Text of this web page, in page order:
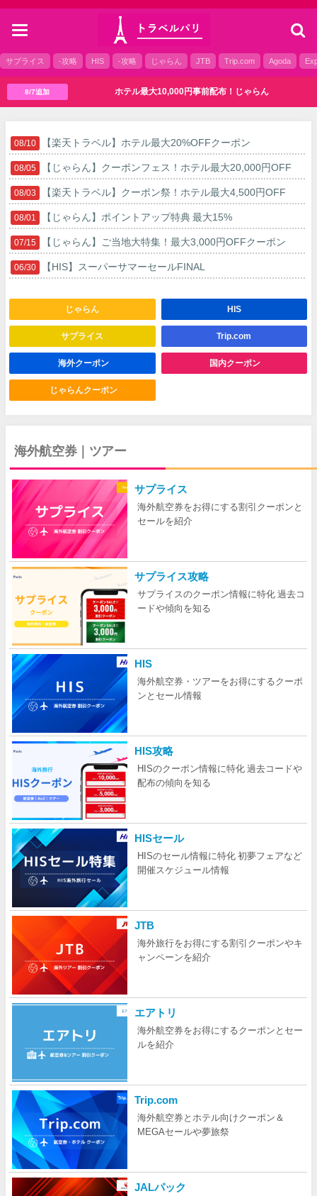
toggle
サプライス -攻略 HIS -攻略 じゃらん JTB Trip.com Agoda
8/7追加 ホテル最大10,000円事前配布！じゃらん
08/10 【楽天トラベル】ホテル最大20%OFFクーポン
08/05 【じゃらん】クーポンフェス！ホテル最大20,000円OFF
08/03 【楽天トラベル】クーポン祭！ホテル最大4,500円OFF
08/01 【じゃらん】ポイントアップ特典 最大15%
07/15 【じゃらん】ご当地大特集！最大3,000円OFFクーポン
06/30 【HIS】スーパーサマーセールFINAL
【じゃらん】ポイントアップ特典 最大15%
【Trip.com】ホテル2%＆航空券1%OFFクーポン
じゃらん HIS
サプライス Trip.com
海外クーポン 国内クーポン
じゃらんクーポン
海外航空券｜ツアー
サプライス
海外航空券をお得にする割引クーポンと
セールを紹介
サプライス攻略
サプライスのクーポン情報に特化 過去コ
ードや傾向を知る
HIS
海外航空券・ツアーをお得にするクーポ
ンとセール情報
HIS攻略
HISのクーポン情報に特化 過去コードや
配布の傾向を知る
HISセール
HISのセール情報に特化 初夢フェアなど
開催スケジュール情報
JTB
海外旅行をお得にする割引クーポンやキ
ャンペーンを紹介
エアトリ
海外航空券をお得にするクーポンとセー
ルを紹介
Trip.com
海外航空券とホテル向けクーポン＆
MEGAセールや夢旅祭
JALパック